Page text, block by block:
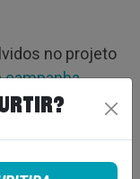
no projeto
campanha.